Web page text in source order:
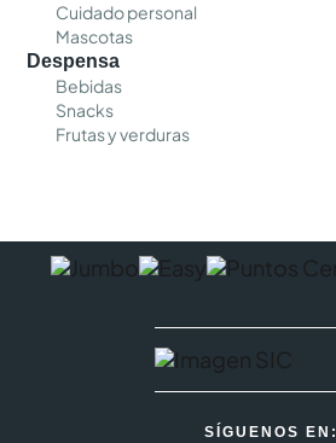
Cuidado personal
Mascotas
Despensa
Bebidas
Snacks
Frutas y verduras
SÍGUENOS EN: